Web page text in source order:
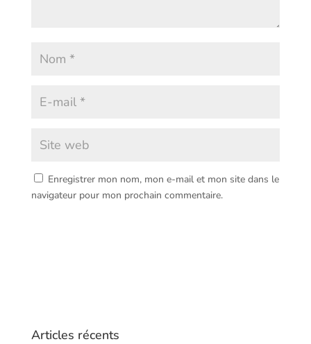
Enregistrer mon nom, mon e-mail et mon site dans le
navigateur pour mon prochain commentaire.
Articles récents